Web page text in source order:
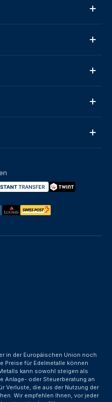
in der Europäischen Union noch
Preise für Edelmetalle können
kann sowohl steigen als
Anlage- oder Steuerberatung an
Verluste, die aus der Nutzung der
Wir empfehlen Ihnen, vor jeder